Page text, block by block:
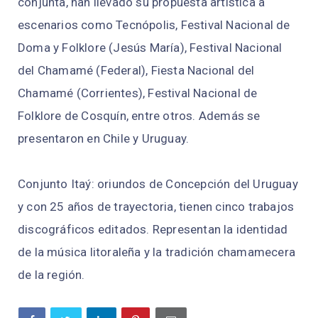
escenarios como Tecnópolis, Festival Nacional de
Doma y Folklore (Jesús María), Festival Nacional
del Chamamé (Federal), Fiesta Nacional del
Chamamé (Corrientes), Festival Nacional de
Folklore de Cosquín, entre otros. Además se
presentaron en Chile y Uruguay.
Conjunto Itaý: oriundos de Concepción del Uruguay
y con 25 años de trayectoria, tienen cinco trabajos
discográficos editados. Representan la identidad
de la música litoraleña y la tradición chamamecera
de la región.